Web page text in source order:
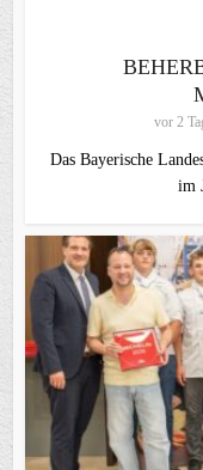
vor 2
Das Bayerische
im